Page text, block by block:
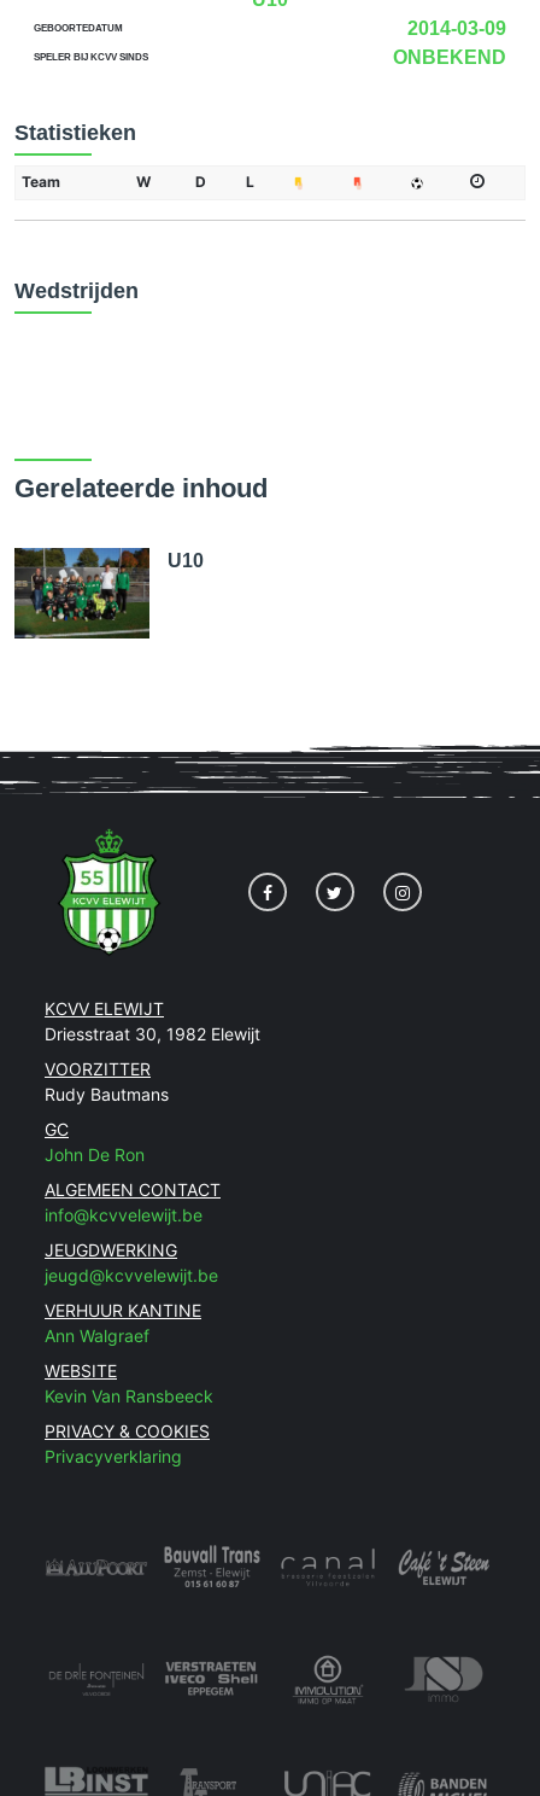
GEBOORTEDATUM 2014-03-09
SPELER BIJ KCVV SINDS ONBEKEND
Statistieken
Team W D L
Wedstrijden
Gerelateerde inhoud
U10
KCVV ELEWIJT
Driesstraat 30, 1982 Elewijt
VOORZITTER
Rudy Bautmans
GC
John De Ron
ALGEMEEN CONTACT
info@kcvvelewijt.be
JEUGDWERKING
jeugd@kcvvelewijt.be
VERHUUR KANTINE
Ann Walgraef
WEBSITE
Kevin Van Ransbeeck
PRIVACY & COOKIES
Privacyverklaring